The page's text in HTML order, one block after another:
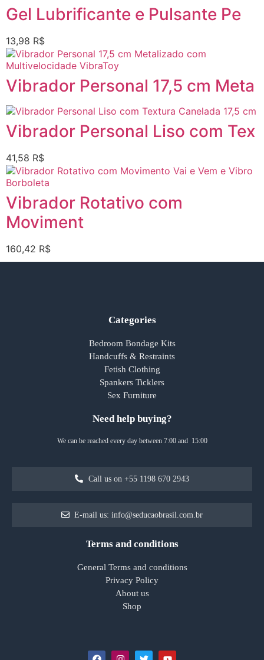
Gel Lubrificante e Pulsante Pe
13,98 R$
Vibrador Personal 17,5 cm Meta
Vibrador Personal Liso com Tex
41,58 R$
Vibrador Rotativo com
Moviment
160,42 R$
Categories
Bedroom Bondage Kits
Handcuffs & Restraints
Fetish Clothing
Spankers Ticklers
Sex Furniture
Need help buying?
We can be reached every day between 7:00 and 15:00
Call us on +55 1198 670 2943
E-mail us: info@seducaobrasil.com.br
Terms and conditions
General Terms and conditions
Privacy Policy
About us
Shop